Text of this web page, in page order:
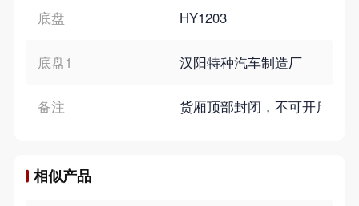
底盘 HY1203
底盘1 汉阳特种汽车制造厂
备注 货厢顶部封闭，不可开启。
相似产品